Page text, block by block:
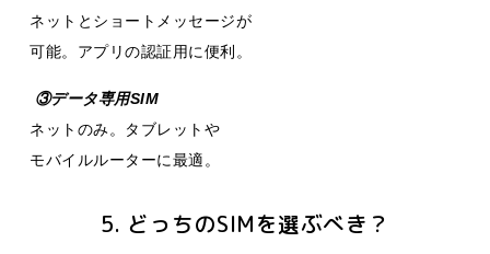
ネットとショートメッセージが
可能。アプリの認証用に便利。
③データ専用SIM
ネットのみ。タブレットや
モバイルルーターに最適。
5. どっちのSIMを選ぶべき？